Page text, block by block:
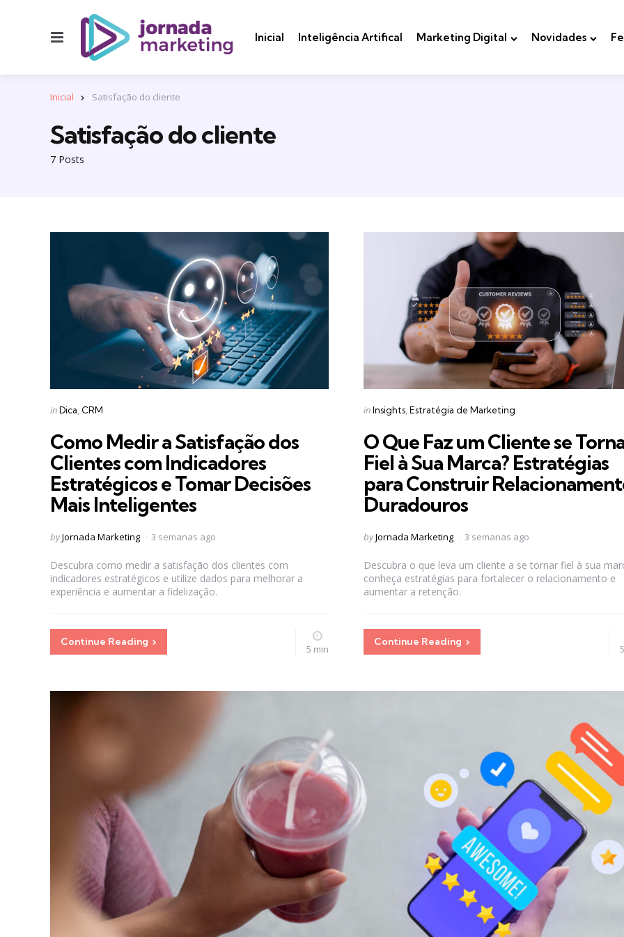
Inicial Inteligência Artifical Marketing Digital Novidades
Inicial Satisfação do cliente
7 Posts
Satisfação do cliente
Categories
Posted
inDica CRM
Como Medir a Satisfação dos
Clientes com Indicadores
Estratégicos e Tomar Decisões
Mais Inteligentes
Posted
byJornada Marketing 3 semanas ago
Descubra como medir a satisfação dos clientes com
indicadores estratégicos e utilize dados para melhorar a
experiência e aumentar a fidelização.
Continue Reading
5 min
Categories
Posted
inInsights Estratégia de Marketing
O Que Faz um Cliente se
Fiel à Sua Marca? Estratégias
para Construir
Duradouros
Posted
byJornada Marketing 3 semanas ago
Descubra o que leva um cliente a se tornar fiel à sua
conheça estratégias para fortalecer o relacionamento e
aumentar a retenção.
Continue Reading